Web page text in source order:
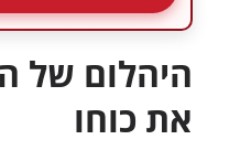
היהלום של
את כוחו